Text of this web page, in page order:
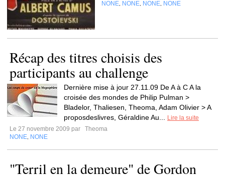
NONE NONE NONE NONE
Récap des titres choisis des
participants au challenge
Dernière mise à jour 27.11.09 De A à C A la
croisée des mondes de Philip Pulman >
Bladelor, Thaliesen, Theoma, Adam Olivier > A
proposdeslivres, Géraldine Au...
Lire la suite
Le 27 novembre 2009 par
Theoma
NONE NONE
"Terril en la demeure" de Gordon